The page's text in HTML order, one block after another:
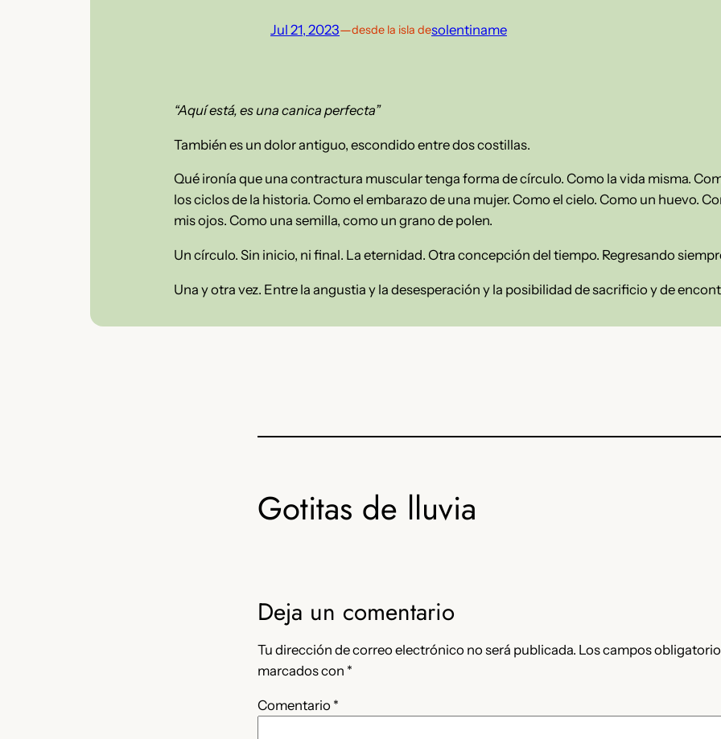
Jul 21, 2023—desde la isla desolentiname
“Aquí está, es una canica perfecta”
También es un dolor antiguo, escondido entre dos costillas.
Qué ironía que una contractura muscular tenga forma de círculo. Como la vida misma.
los ciclos de la historia. Como el embarazo de una mujer. Como el cielo. Como un huevo.
mis ojos. Como una semilla, como un grano de polen.
Un círculo. Sin inicio, ni final. La eternidad. Otra concepción del tiempo. Regresando
Una y otra vez. Entre la angustia y la desesperación y la posibilidad de sacrificio y de
Gotitas de lluvia
Deja un comentario
Tu dirección de correo electrónico no será publicada. Los campos
marcados con *
Comentario *